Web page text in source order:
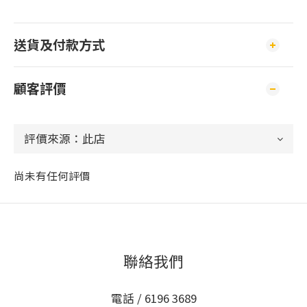
送貨及付款方式
顧客評價
尚未有任何評價
聯絡我們
電話 / 6196 3689